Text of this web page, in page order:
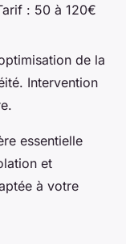
: 50 à 120€
de la
Intervention
essentielle
et
à votre